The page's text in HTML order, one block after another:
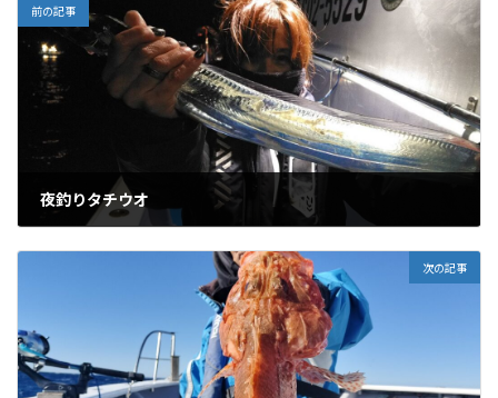
前の記事
夜釣りタチウオ
次の記事